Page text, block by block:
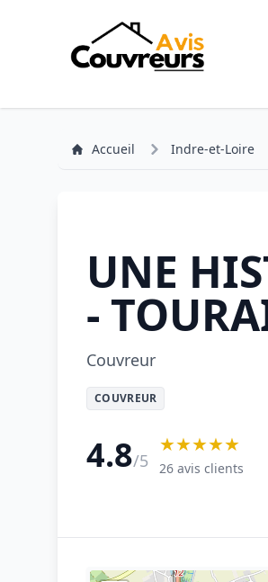
Accueil Indre-et-Loire
UNE
-
Couvreur
COUVREUR
4.8/5
★★★★★
26 avis clients